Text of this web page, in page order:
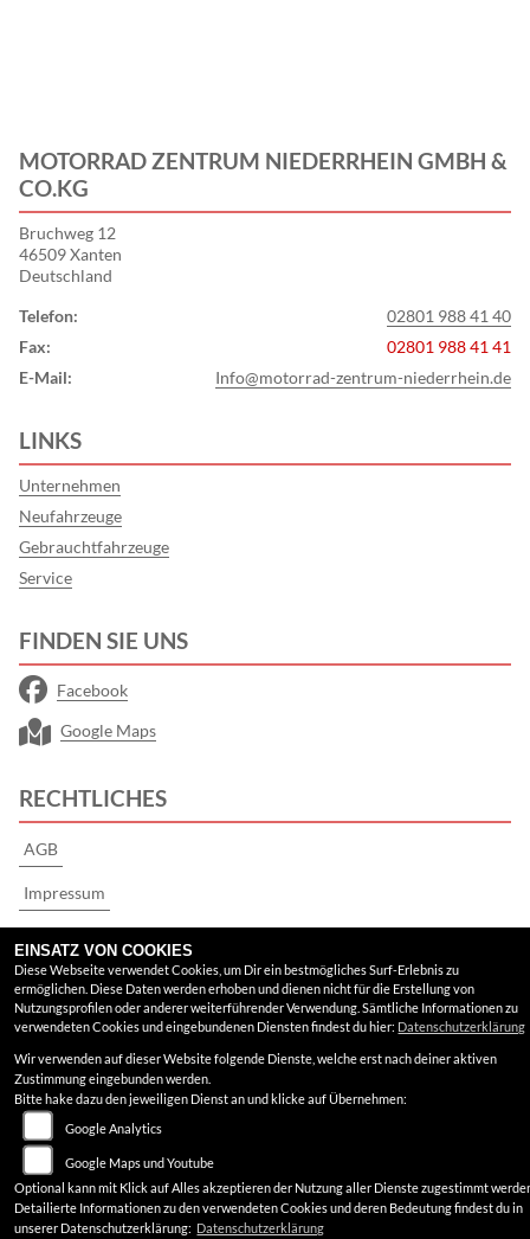
MOTORRAD ZENTRUM NIEDERRHEIN GMBH &
CO.KG
Bruchweg 12
46509 Xanten
Deutschland
Telefon:
02801 988 41 40
Fax:
02801 988 41 41
E-Mail:
Info@motorrad-zentrum-niederrhein.de
LINKS
Unternehmen
Neufahrzeuge
Gebrauchtfahrzeuge
Service
FINDEN SIE UNS
Facebook
Google Maps
RECHTLICHES
AGB
Impressum
Disclaimer
Barrierefreiheit
EINSATZ VON COOKIES
Diese Webseite verwendet Cookies, um Dir ein bestmögliches Surf-Erlebnis zu
ermöglichen. Diese Daten werden erhoben und dienen nicht für die Erstellung von
Nutzungsprofilen oder anderer weiterführender Verwendung. Sämtliche Informationen zu
verwendeten Cookies und eingebundenen Diensten findest du hier: Datenschutzerklärung
Wir verwenden auf dieser Website folgende Dienste, welche erst nach deiner aktiven
Zustimmung eingebunden werden.
Bitte hake dazu den jeweiligen Dienst an und klicke auf Übernehmen:
Google Analytics
Google Maps und Youtube
Optional kann mit Klick auf Alles akzeptieren der Nutzung aller Dienste zugestimmt
Detailierte Informationen zu den verwendeten Cookies und deren Bedeutung findest du in
unserer Datenschutzerklärung: Datenschutzerklärung